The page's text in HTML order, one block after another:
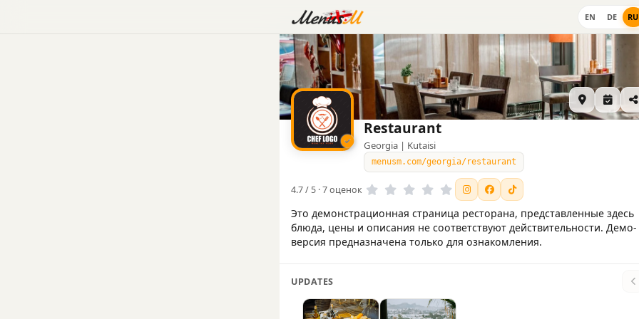
EN DE RU
Restaurant
Georgia | Kutaisi
menusm.com/georgia/restaurant
4.7 / 5 · 7 оценок
Это демонстрационная страница ресторана, представленные здесь
блюда, цены и описания не соответствуют действительности. Демо-
версия предназначена только для ознакомления.
UPDATES